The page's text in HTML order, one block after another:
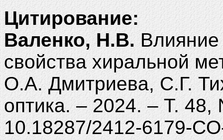
Цитирование:
Валенко, Н.В.Влияние
свойства хиральной
О.А. Дмитриева, С.Г.
оптика. – 2024. – Т.
10.18287/2412-6179-